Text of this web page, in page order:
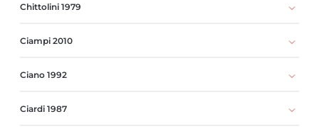
Chittolini 1979
Ciampi 2010
Ciano 1992
Ciardi 1987